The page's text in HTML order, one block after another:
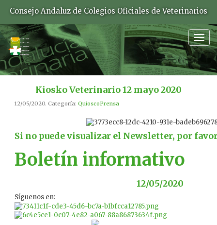
Consejo Andaluz de Colegios Oficiales de Veterinarios
Kiosko Veterinario 12 mayo 2020
12/05/2020. Categoría: QuioscoPrensa
Si no puede visualizar el Newsletter, por
Boletín informativo
12/05/2020
Síguenos en: